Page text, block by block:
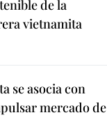
de la
vietnamita
se asocia con
mercado de